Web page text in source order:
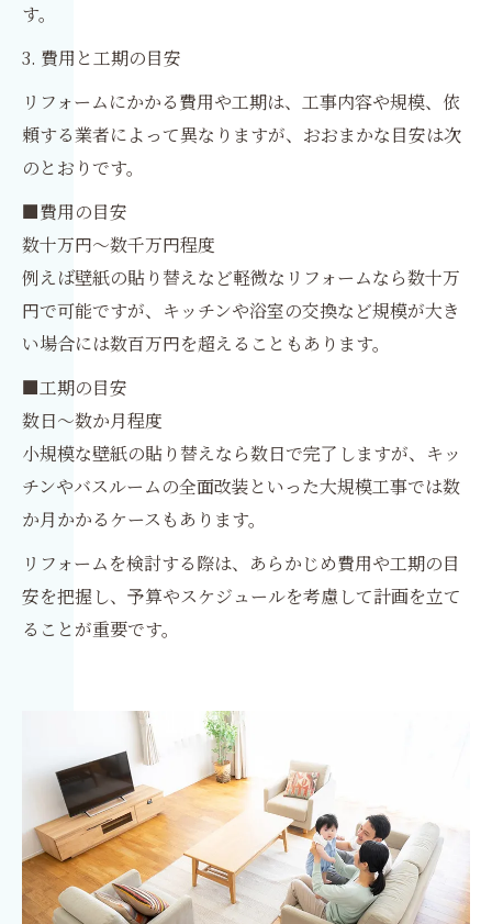
す。
3. 費用と工期の目安
リフォームにかかる費用や工期は、工事内容や規模、依
頼する業者によって異なりますが、おおまかな目安は次
のとおりです。
■費用の目安
数十万円～数千万円程度
例えば壁紙の貼り替えなど軽微なリフォームなら数十万
円で可能ですが、キッチンや浴室の交換など規模が大き
い場合には数百万円を超えることもあります。
■工期の目安
数日～数か月程度
小規模な壁紙の貼り替えなら数日で完了しますが、キッ
チンやバスルームの全面改装といった大規模工事では数
か月かかるケースもあります。
リフォームを検討する際は、あらかじめ費用や工期の目
安を把握し、予算やスケジュールを考慮して計画を立て
ることが重要です。